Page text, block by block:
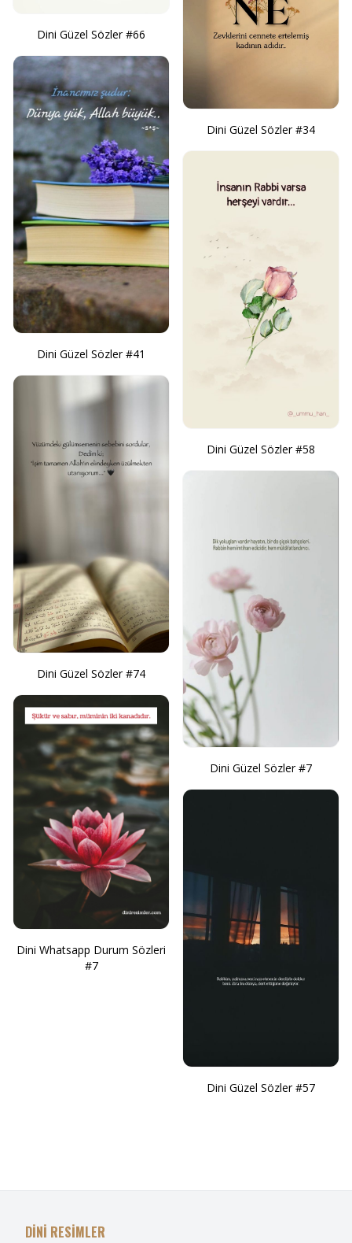
Dini Güzel Sözler #66
Dini Güzel Sözler #41
Dini Güzel Sözler #74
Dini Whatsapp Durum Sözleri
#7
Dini Güzel Sözler #34
Dini Güzel Sözler #58
Dini Güzel Sözler #7
Dini Güzel Sözler #57
DİNİ RESİMLER